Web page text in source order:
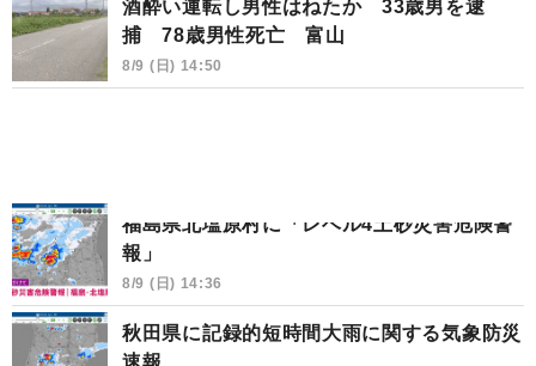
酒酔い運転し男性はねたか 33歳男を逮
捕 78歳男性死亡 富山
8/9 (日) 14:50
福島県北塩原村に「レベル4土砂災害危険警
報」
8/9 (日) 14:36
秋田県に記録的短時間大雨に関する気象防災
速報